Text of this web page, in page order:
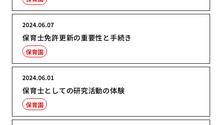
保育士免許更新の重要性と手続き
2024.06.07
保育園
保育士としての研究活動の体験
2024.06.01
保育園